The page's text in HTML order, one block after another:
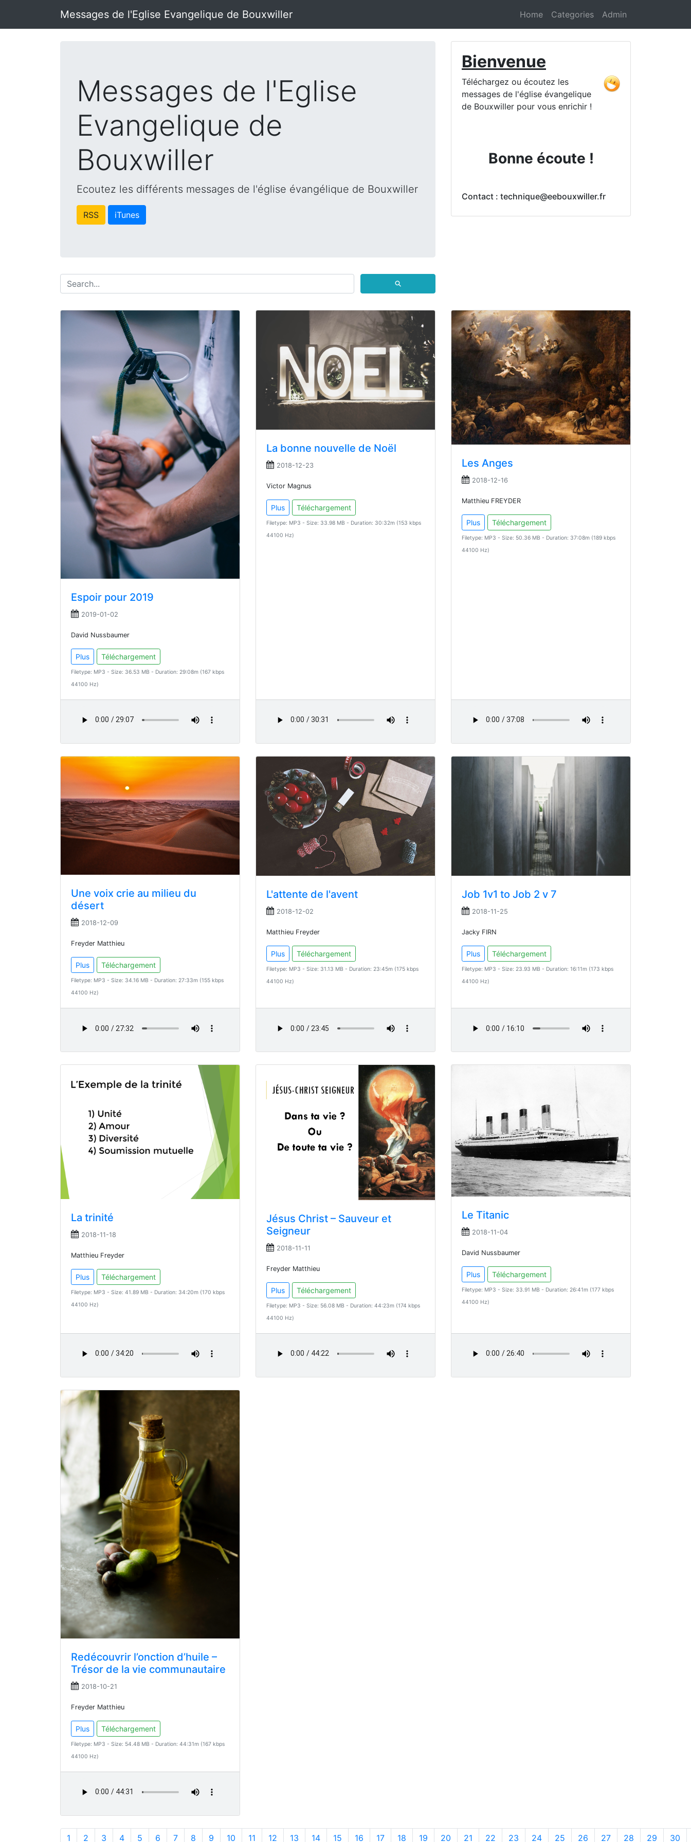
Messages de l'Eglise Evangelique de Bouxwiller Home Categories Admin
Messages de l'Eglise
Evangelique de
Bouxwiller
Ecoutez les différents messages de l'église évangélique de Bouxwiller
RSS iTunes
⚲
Bienvenue
Téléchargez ou écoutez les
messages de l'église évangelique
de Bouxwiller pour vous enrichir !
Bonne écoute !
Contact : technique@eebouxwiller.fr
Espoir pour 2019
2019-01-02
David Nussbaumer
Plus Téléchargement
Filetype: MP3 - Size: 36.53 MB - Duration: 29:08m (167 kbps
44100 Hz)
La bonne nouvelle de Noël
2018-12-23
Victor Magnus
Plus Téléchargement
Filetype: MP3 - Size: 33.98 MB - Duration: 30:32m (153 kbps
44100 Hz)
Les Anges
2018-12-16
Matthieu FREYDER
Plus Téléchargement
Filetype: MP3 - Size: 50.36 MB - Duration: 37:08m (189 kbps
44100 Hz)
Une voix crie au milieu du
désert
2018-12-09
Freyder Matthieu
Plus Téléchargement
Filetype: MP3 - Size: 34.16 MB - Duration: 27:33m (155 kbps
44100 Hz)
L'attente de l'avent
2018-12-02
Matthieu Freyder
Plus Téléchargement
Filetype: MP3 - Size: 31.13 MB - Duration: 23:45m (175 kbps
44100 Hz)
Job 1v1 to Job 2 v 7
2018-11-25
Jacky FIRN
Plus Téléchargement
Filetype: MP3 - Size: 23.93 MB - Duration: 16:11m (173 kbps
44100 Hz)
La trinité
2018-11-18
Matthieu Freyder
Plus Téléchargement
Filetype: MP3 - Size: 41.89 MB - Duration: 34:20m (170 kbps
44100 Hz)
Jésus Christ – Sauveur et
Seigneur
2018-11-11
Freyder Matthieu
Plus Téléchargement
Filetype: MP3 - Size: 56.08 MB - Duration: 44:23m (174 kbps
44100 Hz)
Le Titanic
2018-11-04
David Nussbaumer
Plus Téléchargement
Filetype: MP3 - Size: 33.91 MB - Duration: 26:41m (177 kbps
44100 Hz)
Redécouvrir l’onction d’huile –
Trésor de la vie communautaire
2018-10-21
Freyder Matthieu
Plus Téléchargement
Filetype: MP3 - Size: 54.48 MB - Duration: 44:31m (167 kbps
44100 Hz)
1 2 3 4 5 6 7 8 9 10 11 12 13 14 15 16 17 18 19 20 21 22 23 24 25 26 27 28 29 30